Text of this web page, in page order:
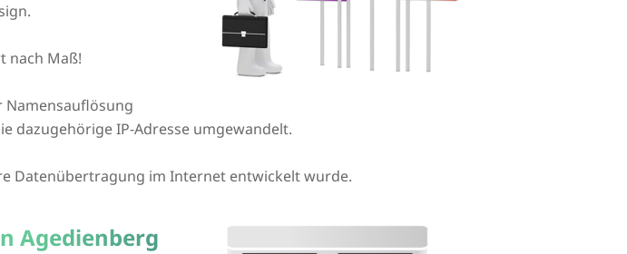
nach Maß!
Namensauflösung
dazugehörige IP-Adresse umgewandelt.
Datenübertragung im Internet entwickelt wurde.
Agedienberg